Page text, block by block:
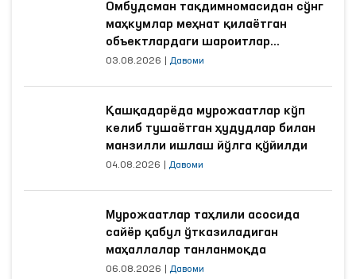
Омбудсман тақдимномасидан сўнг
маҳкумлар меҳнат қилаётган
объектлардаги шароитлар
яхшиланди
03.08.2026 Давоми
Қашқадарёда мурожаатлар кўп
келиб тушаётган ҳудудлар билан
манзилли ишлаш йўлга қўйилди
04.08.2026 Давоми
Мурожаатлар таҳлили асосида
сайёр қабул ўтказиладиган
маҳаллалар танланмоқда
06.08.2026 Давоми